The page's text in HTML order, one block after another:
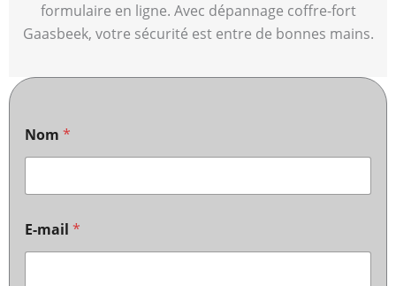
formulaire en ligne. Avec dépannage coffre-fort
Gaasbeek, votre sécurité est entre de bonnes mains.
Nom *
E-mail *